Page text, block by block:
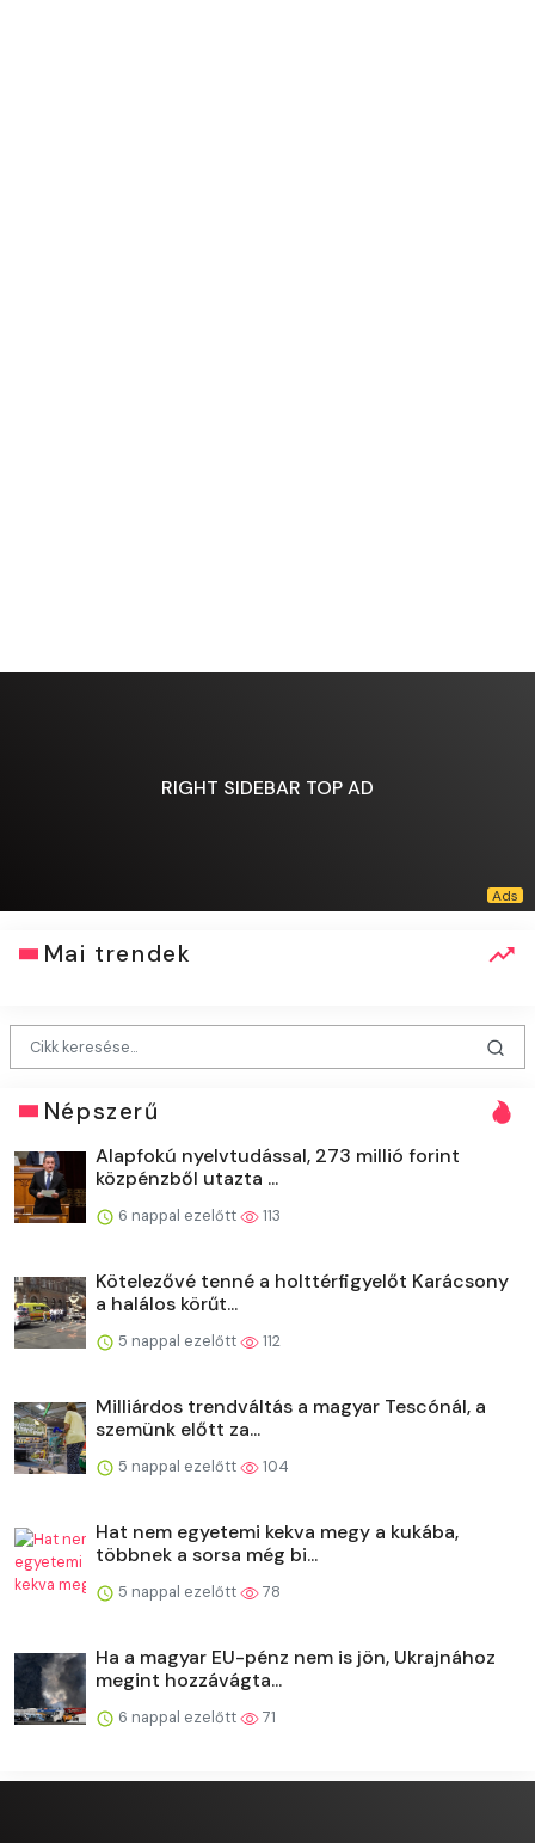
RIGHT SIDEBAR TOP AD
Mai trendek
Népszerű
Alapfokú nyelvtudással, 273 millió forint
közpénzből utazta ...
6 nappal ezelőtt 113
Kötelezővé tenné a holttérfigyelőt Karácsony
a halálos körűt...
5 nappal ezelőtt 112
Milliárdos trendváltás a magyar Tescónál, a
szemünk előtt za...
5 nappal ezelőtt 104
Hat nem egyetemi kekva megy a kukába,
többnek a sorsa még bi...
5 nappal ezelőtt 78
Ha a magyar EU-pénz nem is jön, Ukrajnához
megint hozzávágta...
6 nappal ezelőtt 71